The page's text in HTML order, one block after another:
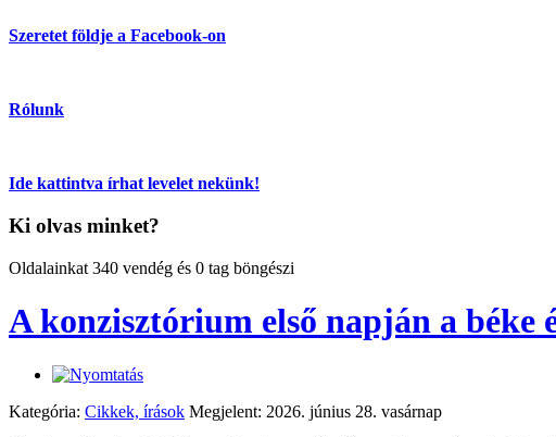
Szeretet földje a Facebook-on
Rólunk
Ide kattintva írhat levelet nekünk!
Ki olvas minket?
Oldalainkat 340 vendég és 0 tag böngészi
A konzisztórium első napján a béke
Kategória: Cikkek, írások Megjelent: 2026. június 28. vasárnap